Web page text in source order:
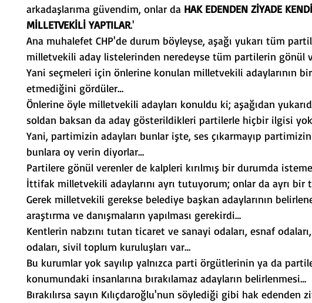
arkadaşlarıma güvendim, onlar da HAK EDENDEN ZİYADE
MİLLETVEKİLİ YAPTILAR.'
Ana muhalefet CHP'de durum böyleyse, aşağı yukarı tüm
milletvekili aday listelerinden neredeyse tüm partilerin gönül
Yani seçmeleri için önlerine konulan milletvekili adaylarının
etmediğini gördüler…
Önlerine öyle milletvekili adayları konuldu ki; aşağıdan
soldan baksan da aday gösterildikleri partilerle hiçbir ilgisi
Yani, partimizin adayları bunlar işte, ses çıkarmayıp
bunlara oy verin diyorlar…
Partilere gönül verenler de kalpleri kırılmış bir durumda
İttifak milletvekili adaylarını ayrı tutuyorum; onlar da ayrı bir
Gerek milletvekili gerekse belediye başkan adaylarının
araştırma ve danışmaların yapılması gerekirdi…
Kentlerin nabzını tutan ticaret ve sanayi odaları, esnaf
odaları, sivil toplum kuruluşları var…
Bu kurumlar yok sayılıp yalnızca parti örgütlerinin ya da
konumundaki insanlarına bırakılamaz adayların belirlenmesi…
Bırakılırsa sayın Kılıçdaroğlu'nun söylediği gibi hak edenden